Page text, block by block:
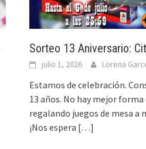
Sorteo 13 Aniversario:
julio 1, 2026 Lorena
Estamos de celebración.
13 años. No hay mejor
regalando juegos de mesa a
¡Nos espera […]